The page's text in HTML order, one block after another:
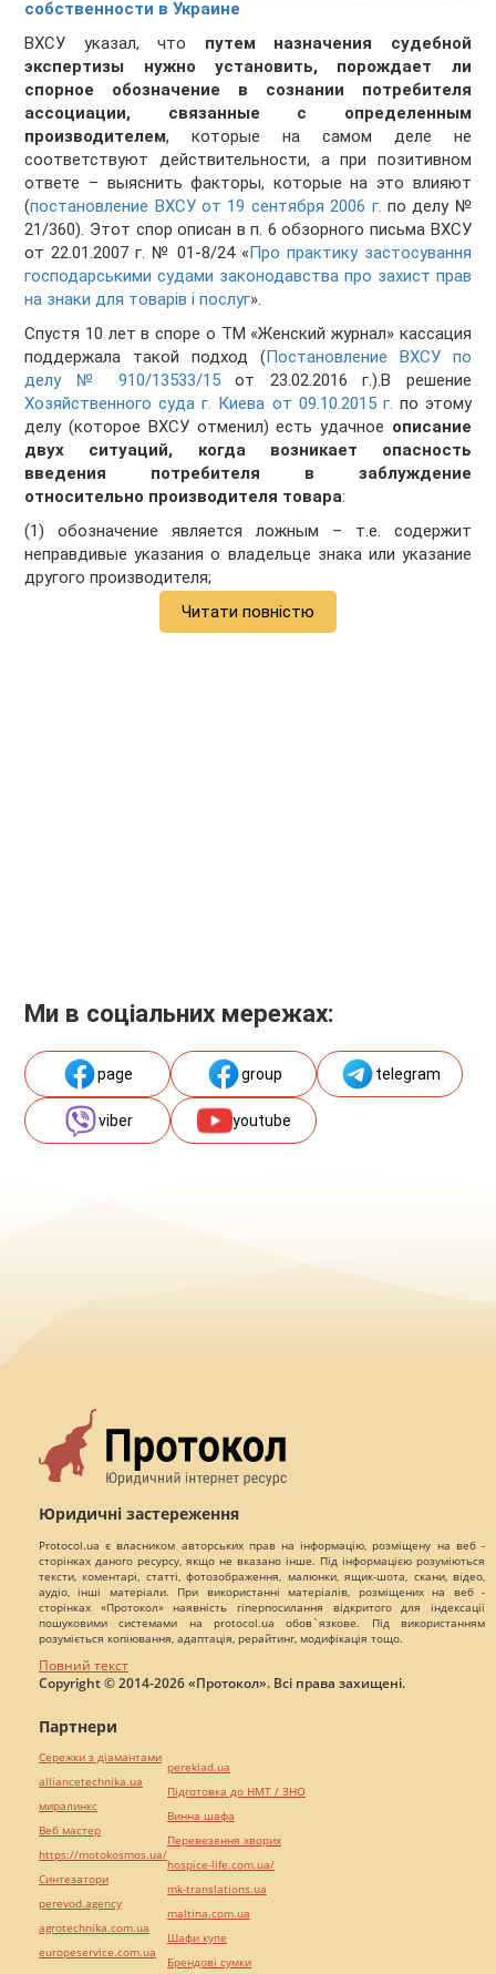
собственности в Украине
ВХСУ указал, что путем назначения судебной
экспертизы нужно установить, порождает ли
спорное обозначение в сознании потребителя
ассоциации, связанные с определенным
производителем, которые на самом деле не
соответствуют действительности, а при позитивном
ответе – выяснить факторы, которые на это влияют
(постановление ВХСУ от 19 сентября 2006 г. по делу №
21/360). Этот спор описан в п. 6 обзорного письма ВХСУ
от 22.01.2007 г. № 01-8/24 «Про практику застосування
господарськими судами законодавства про захист прав
на знаки для товарів і послуг».
Спустя 10 лет в споре о ТМ «Женский журнал» кассация
поддержала такой подход (Постановление ВХСУ по
делу № 910/13533/15от 23.02.2016 г.).В решение
Хозяйственного суда г. Киева от 09.10.2015 г. по этому
делу (которое ВХСУ отменил) есть удачное описание
двух ситуаций, когда возникает опасность
введения потребителя в заблуждение
относительно производителя товара:
(1) обозначение является ложным – т.е. содержит
неправдивые указания о владельце знака или указание
другого производителя;
Читати повністю
Ми в соціальних мережах:
page group telegram
viber youtube
Юридичні застереження
Protocol.ua є власником авторських прав на інформацію, розміщену на веб -
сторінках даного ресурсу, якщо не вказано інше. Під інформацією розуміються
тексти, коментарі, статті, фотозображення, малюнки, ящик-шота, скани, відео,
аудіо, інші матеріали. При використанні матеріалів, розміщених на веб -
сторінках «Протокол» наявність гіперпосилання відкритого для індексації
пошуковими системами на protocol.ua обов`язкове. Під використанням
розуміється копіювання, адаптація, рерайтинг, модифікація тощо.
Повний текст
Copyright © 2014-2026 «Протокол». Всі права захищені.
Партнери
Сережки з діамантами
alliancetechnika.ua
миралинкс
Веб мастер
https://motokosmos.ua/
Синтезатори
perevod.agency
agrotechnika.com.ua
europeservice.com.ua
pereklad.ua
Підготовка до НМТ / ЗНО
Винна шафа
Перевезення хворих
hospice-life.com.ua/
mk-translations.ua
maltina.com.ua
Шафи купе
Брендові сумки